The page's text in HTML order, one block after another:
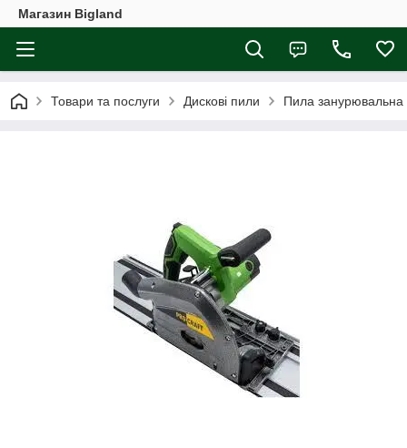
Магазин Bigland
Товари та послуги Дискові пили Пила